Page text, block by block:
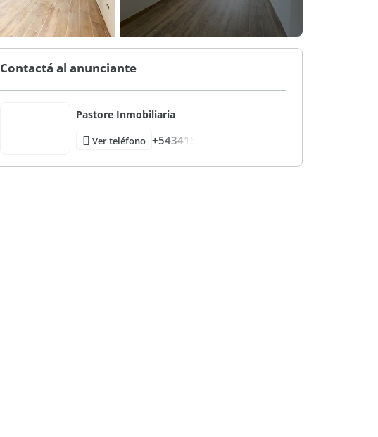
Contactá al anunciante
Pastore Inmobiliaria
Ver teléfono +543415